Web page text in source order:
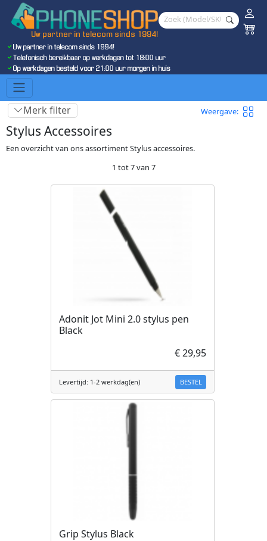
Uw partner in telecom sinds 1994!
Uw partner in telecom sinds 1994!
Telefonisch bereikbaar op werkdagen tot 18:00 uur
Op werkdagen besteld voor 21:00 uur morgen in huis
Merk filter Weergave:
Stylus Accessoires
Een overzicht van ons assortiment Stylus accessoires.
1 tot 7 van 7
Adonit Jot Mini 2.0 stylus pen
Black
€ 29,95
Levertijd: 1-2 werkdag(en) BESTEL
Grip Stylus Black